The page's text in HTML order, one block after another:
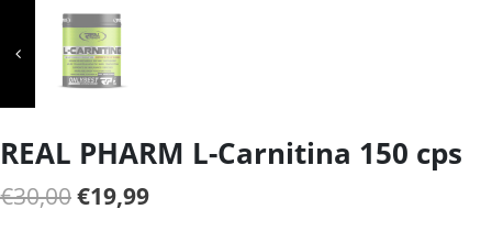
REAL PHARM L-Carnitina 150 cps
€30,00Il
€19,99Il